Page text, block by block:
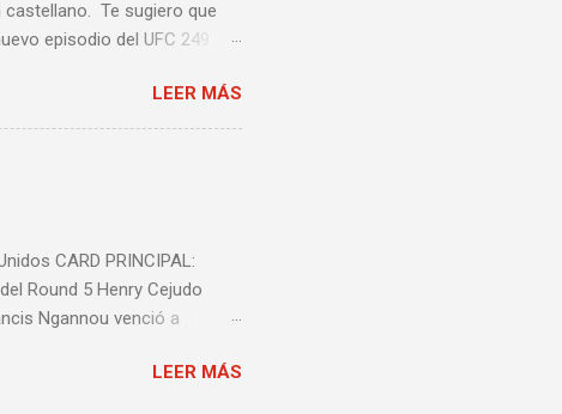
Te sugiero que
episodio del UFC 249
LEER MÁS
CARD PRINCIPAL:
Round 5 Henry Cejudo
Ngannou venció a
decisión unânime (triple
LEER MÁS